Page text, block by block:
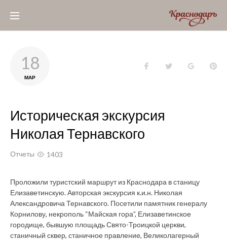
18
МАР
FacebookTwitter Google+
Историческая экскурсия
Николая Тернавского
Отчеты 1403
Проложили туристский маршрут из Краснодара в станицу
Елизаветинскую. Авторская экскурсия к.и.н. Николая
Александровича Тернавского. Посетили памятник генералу
Корнилову, некрополь “Майская гора”, Елизаветинское
городище, бывшую площадь Свято-Троицкой церкви,
станичный сквер, станичное правление, Великолагерный